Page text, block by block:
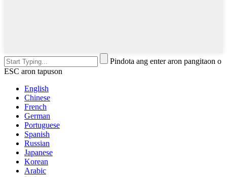
Pindota ang enter aron pangitaon o
ESC aron tapuson
English
Chinese
French
German
Portuguese
Spanish
Russian
Japanese
Korean
Arabic